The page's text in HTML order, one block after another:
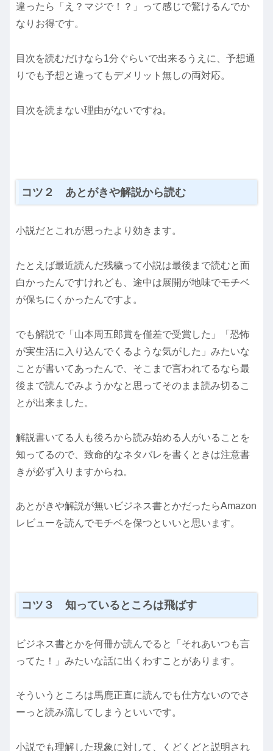
違ったら「え？マジで！？」って感じで驚けるんでか
なりお得です。
目次を読むだけなら1分ぐらいで出来るうえに、予想通
りでも予想と違ってもデメリット無しの両対応。
目次を読まない理由がないですね。
コツ２ あとがきや解説から読む
小説だとこれが思ったより効きます。
たとえば最近読んだ残穢って小説は最後まで読むと面
白かったんですけれども、途中は展開が地味でモチベ
が保ちにくかったんですよ。
でも解説で「山本周五郎賞を僅差で受賞した」「恐怖
が実生活に入り込んでくるような気がした」みたいな
ことが書いてあったんで、そこまで言われてるなら最
後まで読んでみようかなと思ってそのまま読み切るこ
とが出来ました。
解説書いてる人も後ろから読み始める人がいることを
知ってるので、致命的なネタバレを書くときは注意書
きが必ず入りますからね。
あとがきや解説が無いビジネス書とかだったらAmazon
レビューを読んでモチベを保つといいと思います。
コツ３ 知っているところは飛ばす
ビジネス書とかを何冊か読んでると「それあいつも言
ってた！」みたいな話に出くわすことがあります。
そういうところは馬鹿正直に読んでも仕方ないのでさ
ーっと読み流してしまうといいです。
小説でも理解した現象に対して、くどくどと説明され